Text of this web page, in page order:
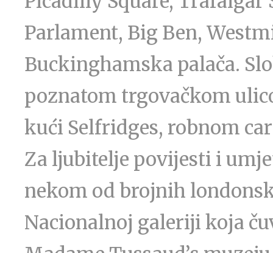
Parlament, Big Ben,
Buckinghamska palača.
poznatom trgovačkom
kući Selfridges, robnom
Za ljubitelje povijesti i
nekom od brojnih
Nacionalnoj galeriji koja